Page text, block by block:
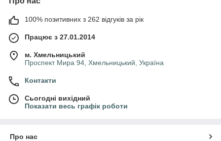
100% позитивних з 262 відгуків за рік
Працює з 27.01.2014
м. Хмельницький
Проспект Мира 94, Хмельницький, Україна
Контакти
Сьогодні вихідний
Показати весь графік роботи
Про нас